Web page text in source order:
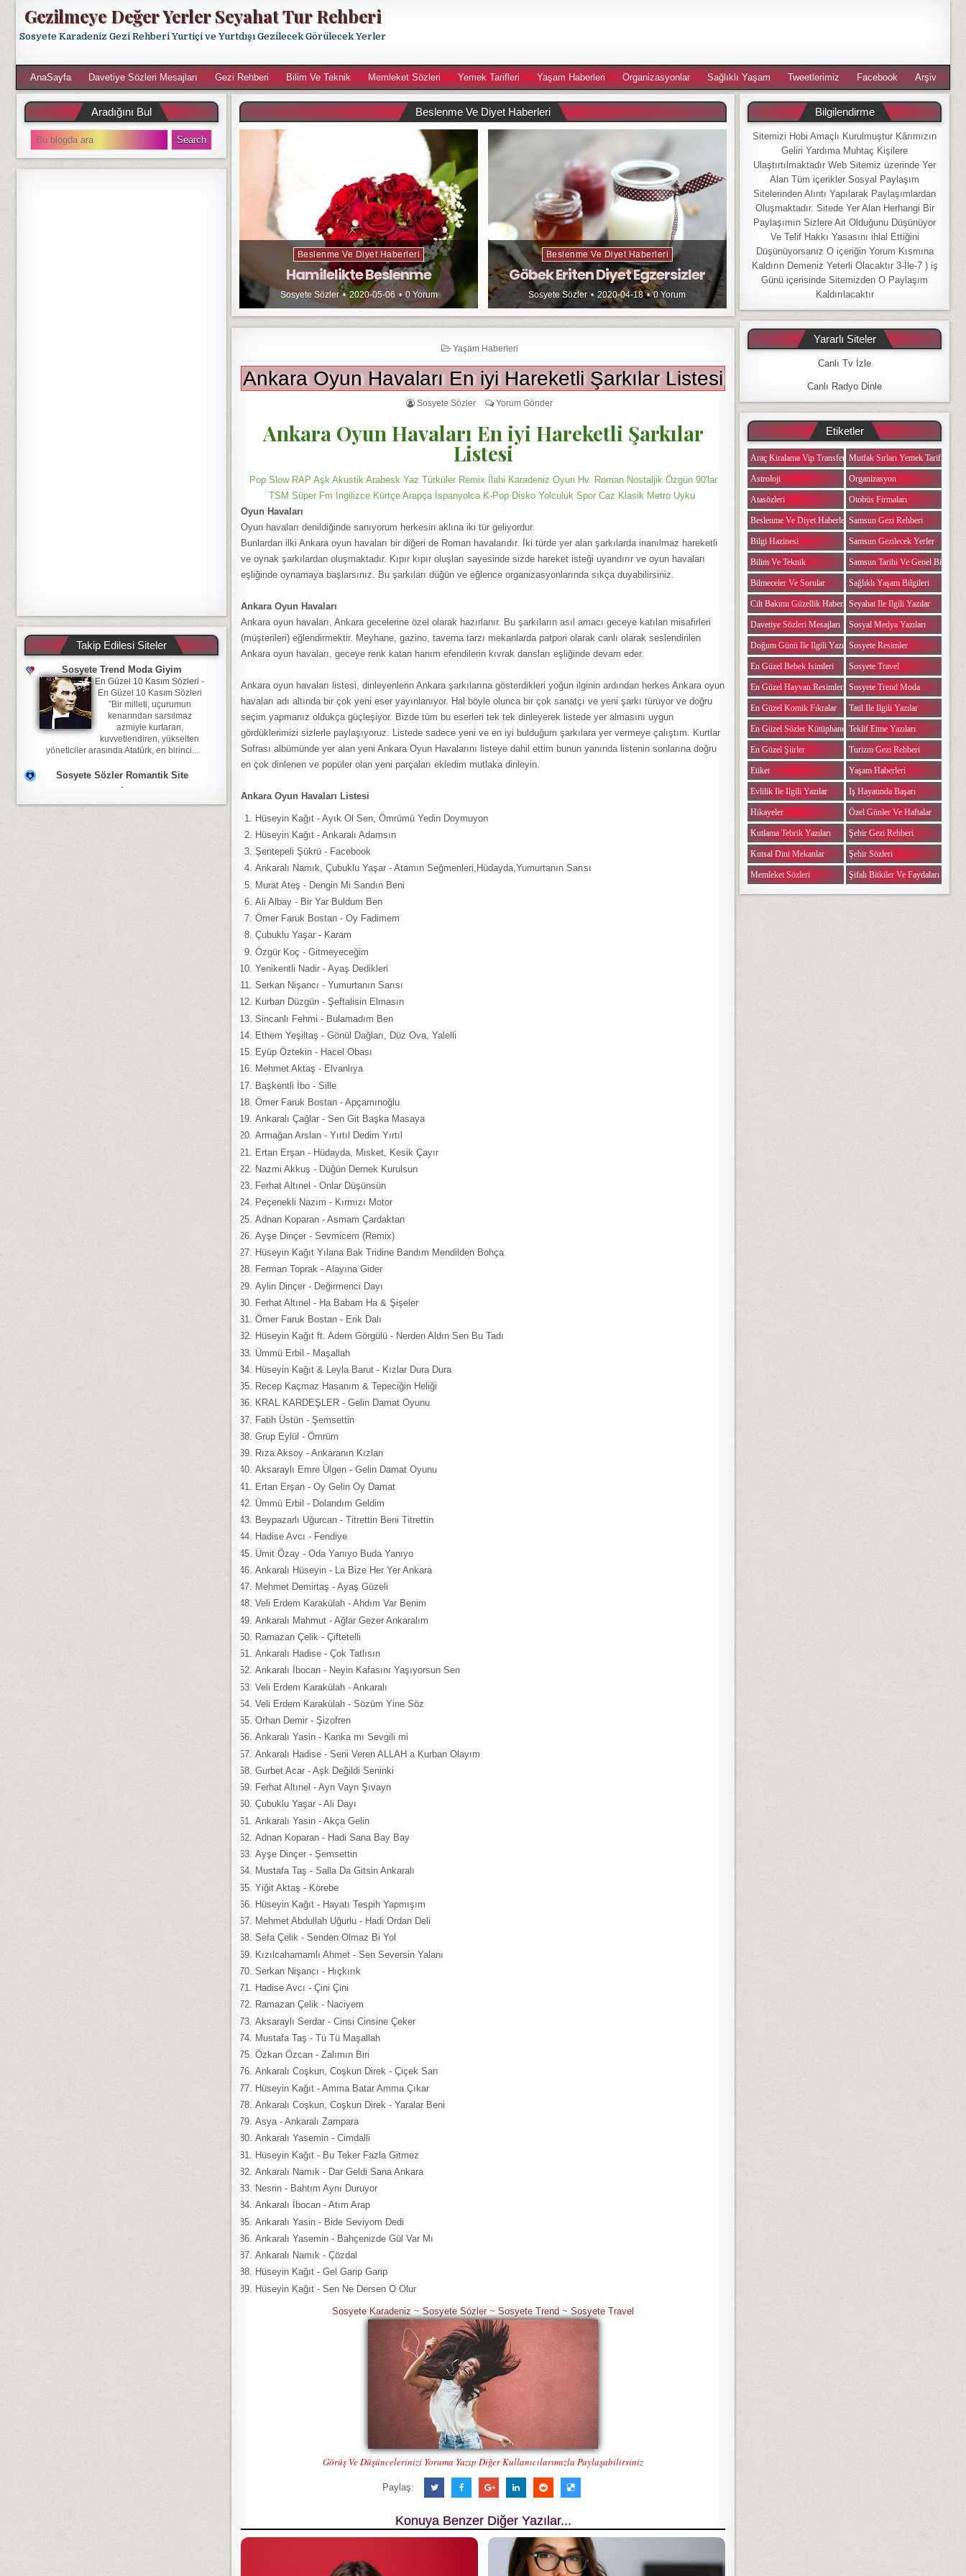
Gezilmeye Değer Yerler Seyahat Tur Rehberi
Sosyete Karadeniz Gezi Rehberi Yurtiçi ve Yurtdışı Gezilecek Görülecek Yerler
AnaSayfa Davetiye Sözleri Mesajları Gezi Rehberi Bilim Ve Teknik Memleket Sözleri Yemek Tarifleri Yaşam Haberleri Organizasyonlar Sağlıklı Yaşam Tweetlerimiz Facebook Arşiv
Beslenme Ve Diyet Haberleri
Beslenme Ve Diyet Haberleri
Hamilelikte Beslenme
Sosyete Sözler 2020-05-06 0 Yorum
Beslenme Ve Diyet Haberleri
Göbek Eriten Diyet Egzersizler
Sosyete Sözler 2020-04-18 0 Yorum
Yaşam Haberleri
Ankara Oyun Havaları En iyi Hareketli Şarkılar Listesi
Sosyete Sözler Yorum Gönder
Ankara Oyun Havaları En iyi Hareketli Şarkılar
Listesi
Pop Slow RAP Aşk Akustik Arabesk Yaz Türküler Remix İlahi Karadeniz Oyun Hv. Roman Nostaljik Özgün 90'lar
TSM Süper Fm İngilizce Kürtçe Arapça İspanyolca K-Pop Disko Yolculuk Spor Caz Klasik Metro Uyku
Oyun Havaları
Oyun havaları denildiğinde sanıyorum herkesin aklına iki tür geliyordur.
Bunlardan ilki Ankara oyun havaları bir diğeri de Roman havalarıdır. İki türde yer alan şarkılarda inanılmaz hareketli
ve oynak şarkılardan oluşmaktadır. Kıpır kıpır oluşları sayesinde sizde hareket isteği uyandırır ve oyun havaları
eşliğinde oynamaya başlarsınız. Bu şarkıları düğün ve eğlence organizasyonlarında sıkça duyabilirsiniz.
Ankara Oyun Havaları
Ankara oyun havaları, Ankara gecelerine özel olarak hazırlanır. Bu şarkıların asıl amacı geceye katılan misafirleri
(müşterileri) eğlendirmektir. Meyhane, gazino, taverna tarzı mekanlarda patpori olarak canlı olarak seslendirilen
Ankara oyun havaları, geceye renk katan hanım efendilerin kıvrak dansları eşliğinde devam eder.
Ankara oyun havaları listesi, dinleyenlerin Ankara şarkılarına gösterdikleri yoğun ilginin ardından herkes Ankara oyun
havaları adı altında bir çok yeni eser yayınlanıyor. Hal böyle olunca bir çok sanatçı ve yeni şarkı türüyor ve doğru
seçim yapmanız oldukça güçleşiyor. Bizde tüm bu eserleri tek tek dinleyerek listede yer almasını uygun
gördüklerimizi sizlerle paylaşıyoruz. Listede sadece yeni ve en iyi bulduğum şarkılara yer vermeye çalıştım. Kurtlar
Sofrası albümünde yer alan yeni Ankara Oyun Havalarını listeye dahil ettim bunun yanında listenin sonlarına doğru
en çok dinlenen ve popüler olan yeni parçaları ekledim mutlaka dinleyin.
Ankara Oyun Havaları Listesi
Hüseyin Kağıt - Ayık Ol Sen, Ömrümü Yedin Doymuyon
Hüseyin Kağıt - Ankaralı Adamsın
Şentepeli Şükrü - Facebook
Ankaralı Namık, Çubuklu Yaşar - Atamın Seğmenleri,Hüdayda,Yumurtanın Sarısı
Murat Ateş - Dengin Mi Sandın Beni
Ali Albay - Bir Yar Buldum Ben
Ömer Faruk Bostan - Oy Fadimem
Çubuklu Yaşar - Karam
Özgür Koç - Gitmeyeceğim
Yenikentli Nadir - Ayaş Dedikleri
Serkan Nişancı - Yumurtanın Sarısı
Kurban Düzgün - Şeftalisin Elmasın
Sincanlı Fehmi - Bulamadım Ben
Ethem Yeşiltaş - Gönül Dağları, Düz Ova, Yalelli
Eyüp Öztekin - Hacel Obası
Mehmet Aktaş - Elvanlıya
Başkentli İbo - Sille
Ömer Faruk Bostan - Apçamınoğlu
Ankaralı Çağlar - Sen Git Başka Masaya
Armağan Arslan - Yırtıl Dedim Yırtıl
Ertan Erşan - Hüdayda, Misket, Kesik Çayır
Nazmi Akkuş - Düğün Dernek Kurulsun
Ferhat Altınel - Onlar Düşünsün
Peçenekli Nazım - Kırmızı Motor
Adnan Koparan - Asmam Çardaktan
Ayşe Dinçer - Sevmicem (Remix)
Hüseyin Kağıt Yılana Bak Tridine Bandım Mendilden Bohça
Ferman Toprak - Alayına Gider
Aylin Dinçer - Değirmenci Dayı
Ferhat Altınel - Ha Babam Ha & Şişeler
Ömer Faruk Bostan - Erik Dalı
Hüseyin Kağıt ft. Adem Görgülü - Nerden Aldın Sen Bu Tadı
Ümmü Erbil - Maşallah
Hüseyin Kağıt & Leyla Barut - Kızlar Dura Dura
Recep Kaçmaz Hasanım & Tepeciğin Heliği
KRAL KARDEŞLER - Gelin Damat Oyunu
Fatih Üstün - Şemsettin
Grup Eylül - Ömrüm
Rıza Aksoy - Ankaranın Kızları
Aksaraylı Emre Ülgen - Gelin Damat Oyunu
Ertan Erşan - Oy Gelin Oy Damat
Ümmü Erbil - Dolandım Geldim
Beypazarlı Uğurcan - Titrettin Beni Titrettin
Hadise Avcı - Fendiye
Ümit Özay - Oda Yanıyo Buda Yanıyo
Ankaralı Hüseyin - La Bize Her Yer Ankara
Mehmet Demirtaş - Ayaş Güzeli
Veli Erdem Karakülah - Ahdım Var Benim
Ankaralı Mahmut - Ağlar Gezer Ankaralım
Ramazan Çelik - Çiftetelli
Ankaralı Hadise - Çok Tatlısın
Ankaralı İbocan - Neyin Kafasını Yaşıyorsun Sen
Veli Erdem Karakülah - Ankaralı
Veli Erdem Karakülah - Sözüm Yine Söz
Orhan Demir - Şizofren
Ankaralı Yasin - Kanka mı Sevgili mi
Ankaralı Hadise - Seni Veren ALLAH a Kurban Olayım
Gurbet Acar - Aşk Değildi Seninki
Ferhat Altınel - Ayn Vayn Şıvayn
Çubuklu Yaşar - Ali Dayı
Ankaralı Yasin - Akça Gelin
Adnan Koparan - Hadi Sana Bay Bay
Ayşe Dinçer - Şemsettin
Mustafa Taş - Salla Da Gitsin Ankaralı
Yiğit Aktaş - Körebe
Hüseyin Kağıt - Hayatı Tespih Yapmışım
Mehmet Abdullah Uğurlu - Hadi Ordan Deli
Sefa Çelik - Senden Olmaz Bi Yol
Kızılcahamamlı Ahmet - Sen Seversin Yalanı
Serkan Nişancı - Hıçkırık
Hadise Avcı - Çini Çini
Ramazan Çelik - Naciyem
Aksaraylı Serdar - Cinsi Cinsine Çeker
Mustafa Taş - Tü Tü Maşallah
Özkan Özcan - Zalımın Biri
Ankaralı Coşkun, Coşkun Direk - Çiçek Sarı
Hüseyin Kağıt - Amma Batar Amma Çıkar
Ankaralı Coşkun, Coşkun Direk - Yaralar Beni
Asya - Ankaralı Zampara
Ankaralı Yasemin - Cimdalli
Hüseyin Kağıt - Bu Teker Fazla Gitmez
Ankaralı Namık - Dar Geldi Sana Ankara
Nesrin - Bahtım Aynı Duruyor
Ankaralı İbocan - Atım Arap
Ankaralı Yasin - Bide Seviyom Dedi
Ankaralı Yasemin - Bahçenizde Gül Var Mı
Ankaralı Namık - Çözdal
Hüseyin Kağıt - Gel Garip Garip
Hüseyin Kağıt - Sen Ne Dersen O Olur
Sosyete Karadeniz ~ Sosyete Sözler ~ Sosyete Trend ~ Sosyete Travel
Görüş Ve Düşüncelerinizi Yoruma Yazıp Diğer Kullanıcılarımızla Paylaşabilirsiniz
Paylaş:
Konuya Benzer Diğer Yazılar...
Aradığını Bul
S
e
Takip Edilesi Siteler
Sosyete Trend Moda Giyim
En Güzel 10 Kasım Sözleri -
En Güzel 10 Kasım Sözleri
”Bir milleti, uçurumun
kenarından sarsılmaz
azmiyle kurtaran,
kuvvetlendiren, yükselten
yöneticiler arasında Atatürk, en birinci...
Sosyete Sözler Romantik Site
-
Bilgilendirme
Sitemizi Hobi Amaçlı Kurulmuştur Kârımızın
Geliri Yardıma Muhtaç Kişilere
Ulaştırtılmaktadır Web Sitemiz üzerinde Yer
Alan Tüm içerikler Sosyal Paylaşım
Sitelerinden Alıntı Yapılarak Paylaşımlardan
Oluşmaktadır. Sitede Yer Alan Herhangi Bir
Paylaşımın Sizlere Ait Olduğunu Düşünüyor
Ve Telif Hakkı Yasasını ihlal Ettiğini
Düşünüyorsanız O içeriğin Yorum Kısmına
Kaldırın Demeniz Yeterli Olacaktır 3-İle-7 ) iş
Günü içerisinde Sitemizden O Paylaşım
Kaldırılacaktır
Yararlı Siteler
Canlı Tv İzle
Canlı Radyo Dinle
Etiketler
Araç Kiralama Vip Transfer
Astroloji
Atasözleri
Beslenme Ve Diyet Haberleri
Bilgi Hazinesi
Bilim Ve Teknik
Bilmeceler Ve Sorular
Cilt Bakımı Güzellik Haberleri
Davetiye Sözleri Mesajları
Doğum Günü Ile Ilgili Yazılar
En Güzel Bebek Isimleri
En Güzel Hayvan Resimleri
En Güzel Komik Fıkralar
En Güzel Sözler Kütüphanesi
En Güzel Şiirler
Etiket
Evlilik Ile Ilgili Yazılar
Hikayeler
Kutlama Tebrik Yazıları
Kutsal Dini Mekanlar
Memleket Sözleri
Mutfak Sırları Yemek Tarifi
Organizasyon
Otobüs Firmaları
Samsun Gezi Rehberi
Samsun Gezilecek Yerler
Samsun Tarihi Ve Genel Bilgiler
Sağlıklı Yaşam Bilgileri
Seyahat Ile Ilgili Yazılar
Sosyal Medya Yazıları
Sosyete Resimler
Sosyete Travel
Sosyete Trend Moda
Tatil Ile Ilgili Yazılar
Teklif Etme Yazıları
Turizm Gezi Rehberi
Yaşam Haberleri
Iş Hayatında Başarı
Özel Günler Ve Haftalar
Şehir Gezi Rehberi
Şehir Sözleri
Şifalı Bitkiler Ve Faydaları